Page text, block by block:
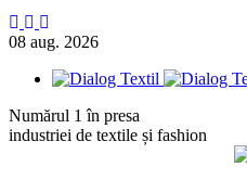
08 aug. 2026
Numărul 1 în presa
industriei de textile și fashion